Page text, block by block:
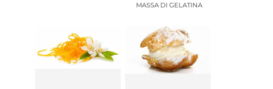
MASSA DI GELATINA